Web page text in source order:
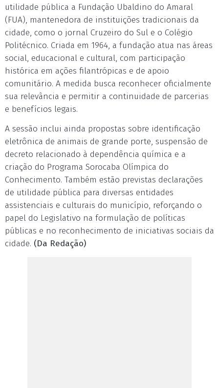
utilidade pública a Fundação Ubaldino do Amaral
(FUA), mantenedora de instituições tradicionais da
cidade, como o jornal Cruzeiro do Sul e o Colégio
Politécnico. Criada em 1964, a fundação atua nas áreas
social, educacional e cultural, com participação
histórica em ações filantrópicas e de apoio
comunitário. A medida busca reconhecer oficialmente
sua relevância e permitir a continuidade de parcerias
e benefícios legais.
A sessão inclui ainda propostas sobre identificação
eletrônica de animais de grande porte, suspensão de
decreto relacionado à dependência química e a
criação do Programa Sorocaba Olímpica do
Conhecimento. Também estão previstas declarações
de utilidade pública para diversas entidades
assistenciais e culturais do município, reforçando o
papel do Legislativo na formulação de políticas
públicas e no reconhecimento de iniciativas sociais da
cidade. (Da Redação)